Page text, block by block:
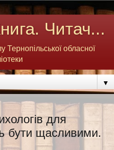
Читач...
Тернопільської обласної
▼
для
бути щасливими.